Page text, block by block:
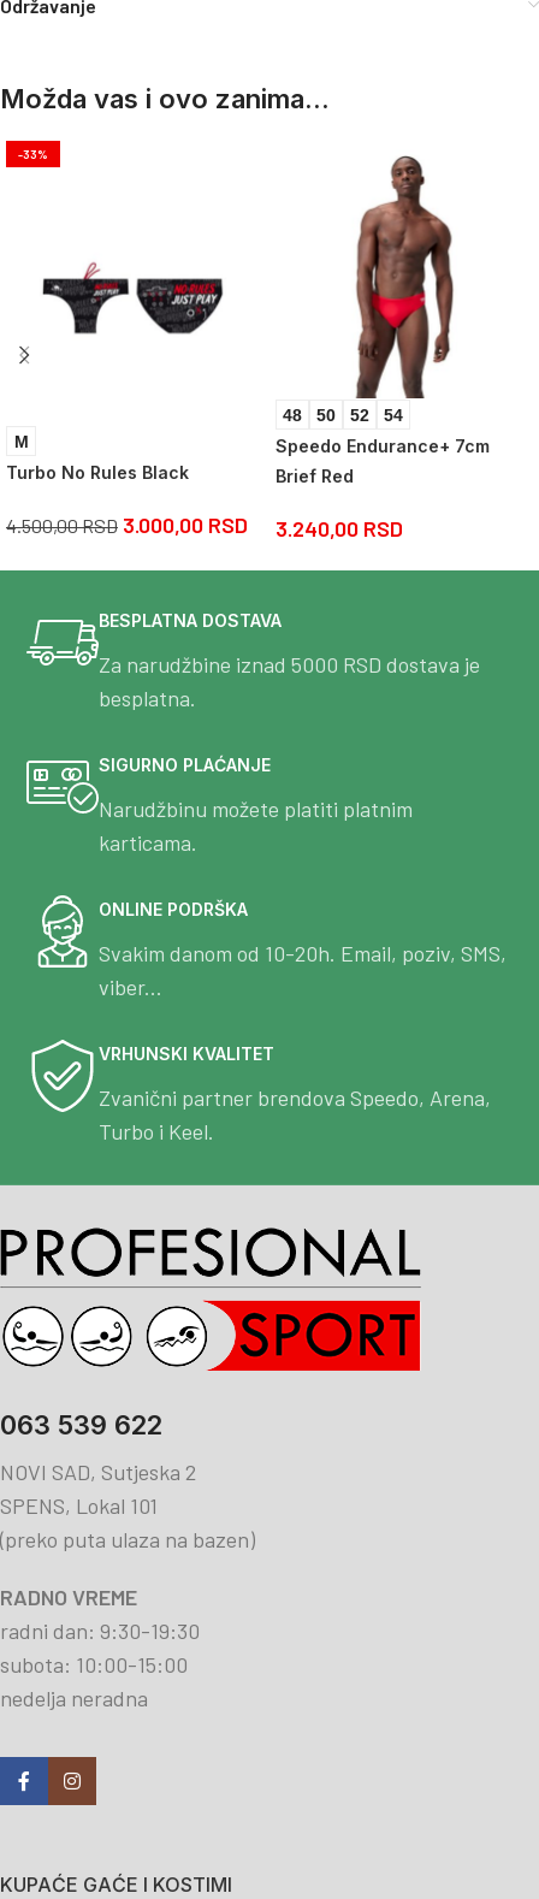
Održavanje
Možda vas i ovo zanima...
-33%
M
Turbo No Rules Black
4.500,00RSD 3.000,00 RSD
48 50 52 54
Speedo Endurance+ 7cm
Brief Red
3.240,00 RSD
BESPLATNA DOSTAVA
Za narudžbine iznad 5000 RSD dostava je
besplatna.
SIGURNO PLAĆANJE
Narudžbinu možete platiti platnim
karticama.
ONLINE PODRŠKA
Svakim danom od 10-20h. Email, poziv, SMS,
viber...
VRHUNSKI KVALITET
Zvanični partner brendova Speedo, Arena,
Turbo i Keel.
063 539 622
NOVI SAD, Sutjeska 2
SPENS, Lokal 101
(preko puta ulaza na bazen)
RADNO VREME
radni dan: 9:30-19:30
subota: 10:00-15:00
nedelja neradna
KUPAĆE GAĆE I KOSTIMI